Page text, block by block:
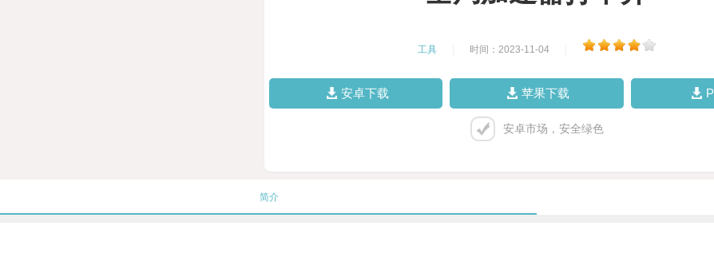
工具 时间：2023-11-04
安卓下载 苹果下载
安卓市场，安全绿色
简介